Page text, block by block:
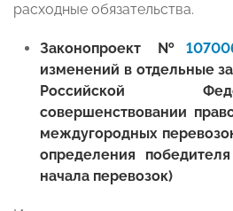
расходные обязательства.
Законопроект №
изменений в отдельные
Российской
совершенствовании
междугородных
определения
начала перевозок)